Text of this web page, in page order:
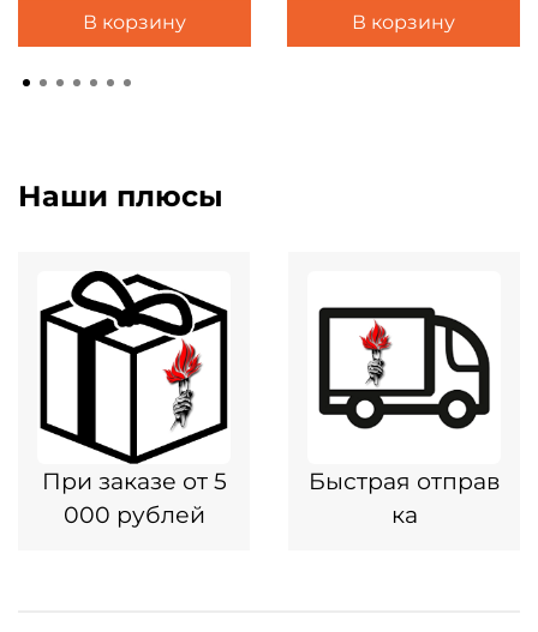
В корзину В корзину
Наши плюсы
При заказе от 5
000 рублей
Быстрая отправ
ка